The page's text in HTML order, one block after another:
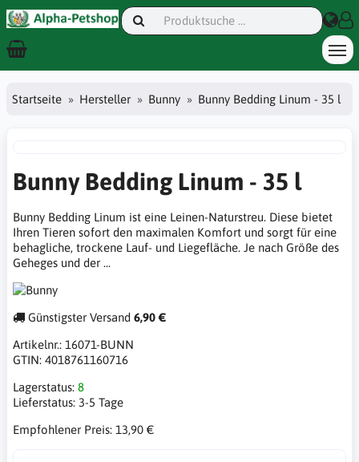
Startseite Hersteller Bunny Bunny Bedding Linum - 35 l
Bunny Bedding Linum - 35 l
Bunny Bedding Linum ist eine Leinen-Naturstreu. Diese bietet
Ihren Tieren sofort den maximalen Komfort und sorgt für eine
behagliche, trockene Lauf- und Liegefläche. Je nach Größe des
Geheges und der ...
Günstigster Versand 6,90 €
Artikelnr.: 16071-BUNN
GTIN: 4018761160716
Lagerstatus: 8
Lieferstatus: 3-5 Tage
Empfohlener Preis: 13,90 €